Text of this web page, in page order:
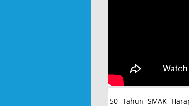
50 Tahun SMAK